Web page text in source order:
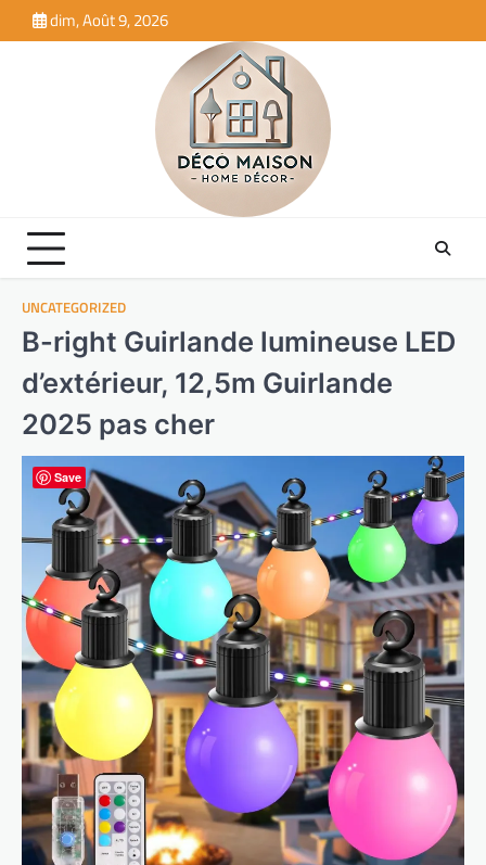
to
dim, Août 9, 2026
UNCATEGORIZED
B-right Guirlande lumineuse LED
d’extérieur, 12,5m Guirlande
2025 pas cher
Save